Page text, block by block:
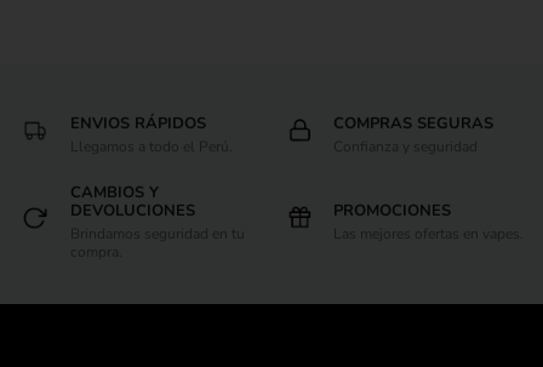
ENVIOS RÁPIDOS
Llegamos a todo el Perú.
COMPRAS SEGURAS
Confianza y seguridad
CAMBIOS Y
DEVOLUCIONES
Brindamos seguridad en tu
compra.
PROMOCIONES
Las mejores ofertas en vapes.